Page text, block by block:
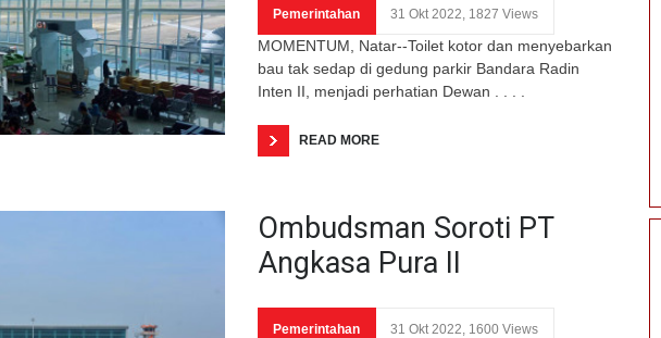
Pemerintahan 31 Okt 2022, 1827 Views
MOMENTUM, Natar--Toilet kotor dan menyebarkan
bau tak sedap di gedung parkir Bandara Radin
Inten II, menjadi perhatian Dewan . . . .
READ MORE
Ombudsman Soroti PT
Angkasa Pura II
Pemerintahan 31 Okt 2022, 1600 Views